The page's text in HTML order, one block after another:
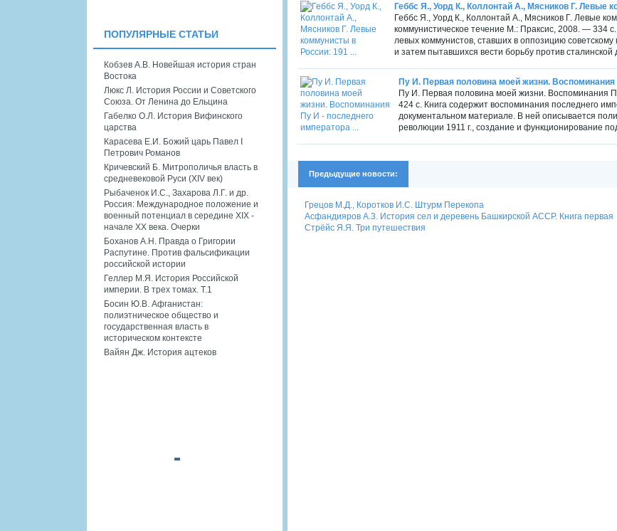
Геббс Я., Уорд К., Коллонтай А., Мясников Г. Левые
Геббс Я., Уорд К., Коллонтай А., Мясников Г. Левые
коммунистическое течение М.: Праксис, 2008. — 334
левых коммунистов, ставших в оппозицию
и затем пытавшихся вести борьбу против сталинской
Пу И. Первая половина моей жизни. Воспоминания
Пу И. Первая половина моей жизни. Воспоминания
424 с. Книга содержит воспоминания последнего
документальном материале. В ней описывается
революции 1911 г., создание и функционирование
Предыдущие новости:
Грецов М.Д., Коротков И.С. Штурм Перекопа
Асфандияров А.3. История сел и деревень Башкирской АССР. Книга первая
Стрёйс Я.Я. Три путешествия
ПОПУЛЯРНЫЕ СТАТЬИ
Кобзев А.В. Новейшая история стран
Востока
Люкс Л. История России и Советского
Союза. От Ленина до Ельцина
Габелко О.Л. История Вифинского
царства
Карасева Е.И. Божий царь Павел I
Петрович Романов
Кричевский Б. Митрополичья власть в
средневековой Руси (XIV век)
Рыбаченок И.С., Захарова Л.Г. и др.
Россия: Международное положение и
военный потенциал в середине XIX -
начале XX века. Очерки
Боханов А.Н. Правда о Григории
Распутине. Против фальсификации
российской истории
Геллер М.Я. История Российской
империи. В трех томах. Т.1
Босин Ю.В. Афганистан:
полиэтническое общество и
государственная власть в
историческом контексте
Вайян Дж. История ацтеков